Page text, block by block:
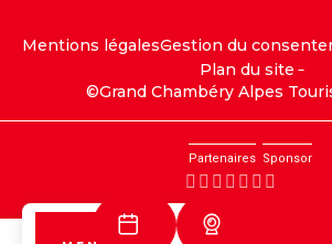
Mentions légalesGestion du
Plan du site
©Grand Chambéry Alpes
Partenaires Sponsor